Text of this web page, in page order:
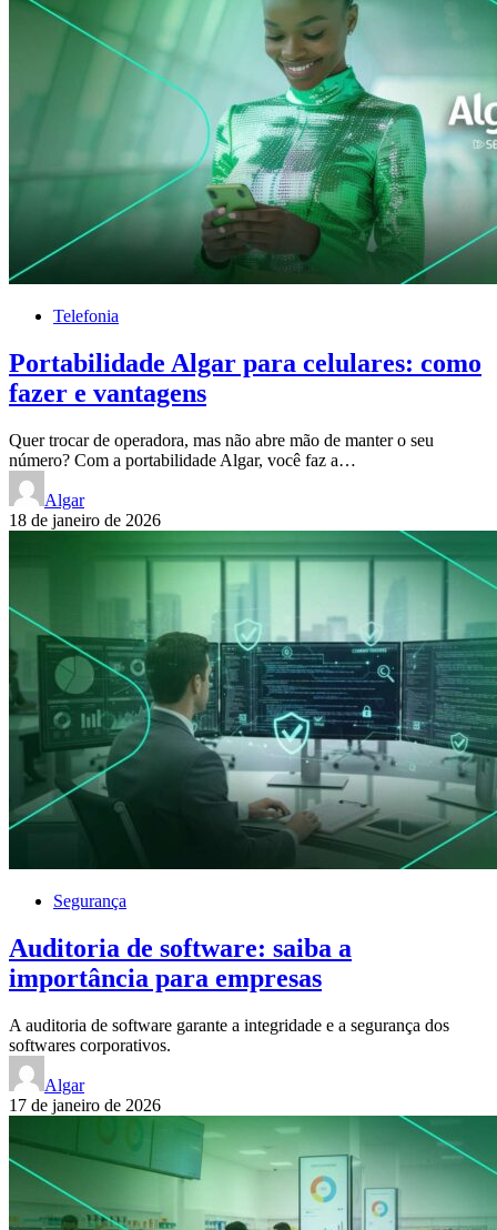
Telefonia
Portabilidade Algar para celulares: como
fazer e vantagens
Quer trocar de operadora, mas não abre mão de manter o seu
número? Com a portabilidade Algar, você faz a…
Algar
18 de janeiro de 2026
Segurança
Auditoria de software: saiba a
importância para empresas
A auditoria de software garante a integridade e a segurança dos
softwares corporativos.
Algar
17 de janeiro de 2026